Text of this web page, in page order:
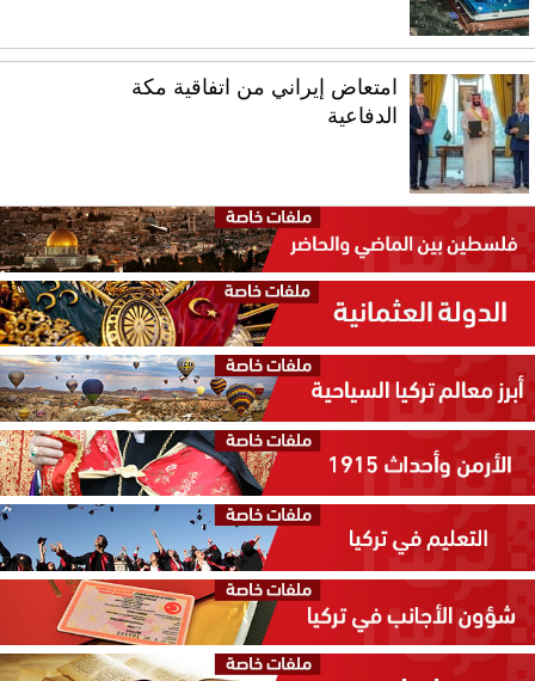
امتعاض إيراني من اتفاقية مكة
الدفاعية